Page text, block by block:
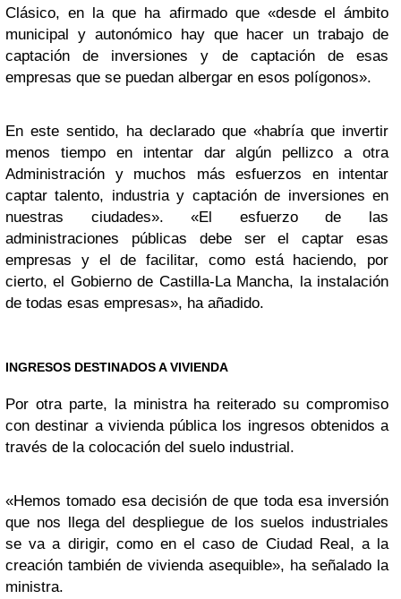
Clásico, en la que ha afirmado que «desde el ámbito
municipal y autonómico hay que hacer un trabajo de
captación de inversiones y de captación de esas
empresas que se puedan albergar en esos polígonos».
En este sentido, ha declarado que «habría que invertir
menos tiempo en intentar dar algún pellizco a otra
Administración y muchos más esfuerzos en intentar
captar talento, industria y captación de inversiones en
nuestras ciudades». «El esfuerzo de las
administraciones públicas debe ser el captar esas
empresas y el de facilitar, como está haciendo, por
cierto, el Gobierno de Castilla-La Mancha, la instalación
de todas esas empresas», ha añadido.
INGRESOS DESTINADOS A VIVIENDA
Por otra parte, la ministra ha reiterado su compromiso
con destinar a vivienda pública los ingresos obtenidos a
través de la colocación del suelo industrial.
«Hemos tomado esa decisión de que toda esa inversión
que nos llega del despliegue de los suelos industriales
se va a dirigir, como en el caso de Ciudad Real, a la
creación también de vivienda asequible», ha señalado la
ministra.